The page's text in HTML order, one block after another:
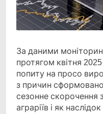
За даними
протягом квітня
попиту на просо
з причин
сезонне скорочення
аграріїв і як